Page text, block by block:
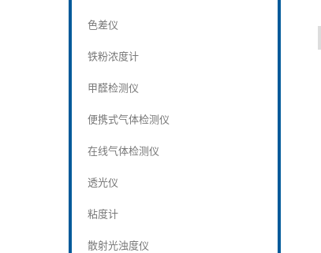
色差仪
铁粉浓度计
甲醛检测仪
便携式气体检测仪
在线气体检测仪
透光仪
粘度计
散射光浊度仪